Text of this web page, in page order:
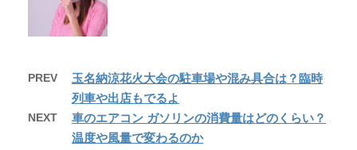
PREV
玉名納涼花火大会の駐車場や混み具合は？臨時
列車や出店もでるよ
NEXT
車のエアコン ガソリンの消費量はどのくらい？
温度や風量で変わるのか